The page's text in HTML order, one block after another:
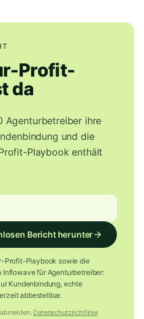
Profit-
da
Agenturbetreiber ihre
und die
Playbook enthält
Bericht herunter
Profit-Playbook sowie die
für Agenturbetreiber:
Kundenbindung, echte
abbestellbar.
Datenschutzrichtlinie